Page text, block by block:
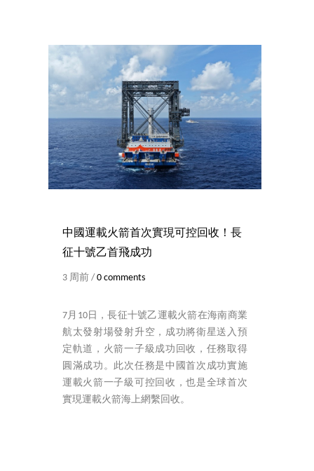
中國運載火箭首次實現可控回收！長
征十號乙首飛成功
3 周前 / 0 comments
7月10日，長征十號乙運載火箭在海南商業
航太發射場發射升空，成功將衛星送入預
定軌道，火箭一子級成功回收，任務取得
圓滿成功。此次任務是中國首次成功實施
運載火箭一子級可控回收，也是全球首次
實現運載火箭海上網繫回收。